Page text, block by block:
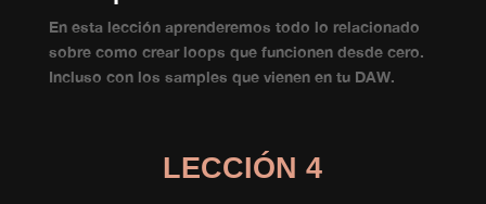
En esta lección aprenderemos todo lo relacionado
sobre como crear loops que funcionen desde cero.
Incluso con los samples que vienen en tu DAW.
LECCIÓN 4